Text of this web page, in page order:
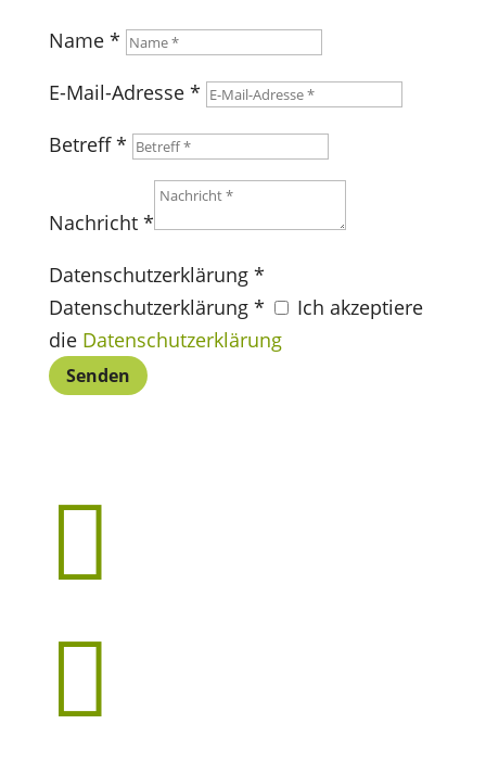
Name *
E-Mail-Adresse *
Betreff *
Nachricht *
Datenschutzerklärung *
Datenschutzerklärung *
Ich akzeptiere
die Datenschutzerklärung
Senden

